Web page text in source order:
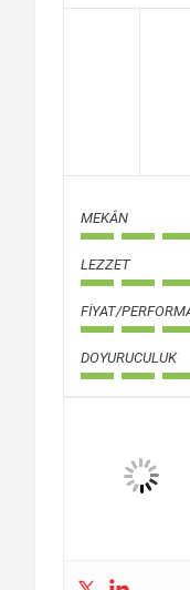
MEKÂN
LEZZET
FIYAT/
DOYURUCULUK